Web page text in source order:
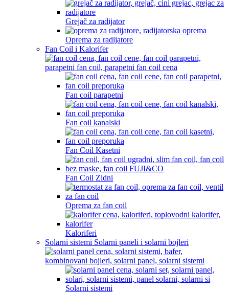
Grejač za radijator
Oprema za radijatore
Fan Coil i Kalorifer
Fan coil parapetni
Fan coil kanalski
Fan Coil Kasetni
Fan Coil Zidni
Oprema za fan coil
Kaloriferi
Solarni sistemi Solarni paneli i solarni bojleri
Solarni sistemi